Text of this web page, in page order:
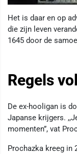
Het is daar en op
die zijn leven
1645 door de
Regels
De ex-hooligan is
Japanse krijgers.
momenten”, vat
Prochazka kreeg in